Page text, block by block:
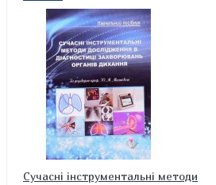
Cучасні інструментальні методи